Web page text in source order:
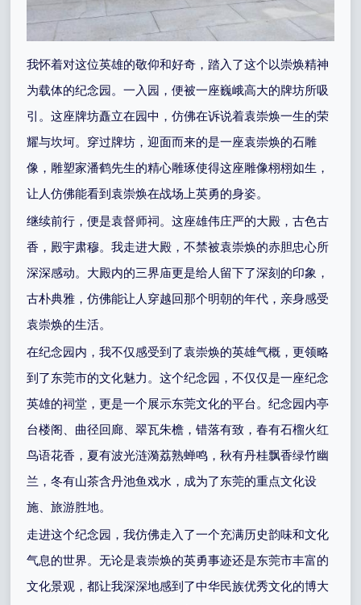
我怀着对这位英雄的敬仰和好奇，踏入了这个以崇焕精神
为载体的纪念园。一入园，便被一座巍峨高大的牌坊所吸
引。这座牌坊矗立在园中，仿佛在诉说着袁崇焕一生的荣
耀与坎坷。穿过牌坊，迎面而来的是一座袁崇焕的石雕
像，雕塑家潘鹤先生的精心雕琢使得这座雕像栩栩如生，
让人仿佛能看到袁崇焕在战场上英勇的身姿。
继续前行，便是袁督师祠。这座雄伟庄严的大殿，古色古
香，殿宇肃穆。我走进大殿，不禁被袁崇焕的赤胆忠心所
深深感动。大殿内的三界庙更是给人留下了深刻的印象，
古朴典雅，仿佛能让人穿越回那个明朝的年代，亲身感受
袁崇焕的生活。
在纪念园内，我不仅感受到了袁崇焕的英雄气概，更领略
到了东莞市的文化魅力。这个纪念园，不仅仅是一座纪念
英雄的祠堂，更是一个展示东莞文化的平台。纪念园内亭
台楼阁、曲径回廊、翠瓦朱檐，错落有致，春有石榴火红
鸟语花香，夏有波光涟漪荔熟蝉鸣，秋有丹桂飘香绿竹幽
兰，冬有山茶含丹池鱼戏水，成为了东莞的重点文化设
施、旅游胜地。
走进这个纪念园，我仿佛走入了一个充满历史韵味和文化
气息的世界。无论是袁崇焕的英勇事迹还是东莞市丰富的
文化景观，都让我深深地感到了中华民族优秀文化的博大